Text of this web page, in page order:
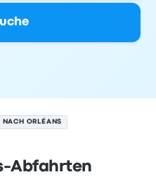
NACH ORLÉANS
Abfahrten